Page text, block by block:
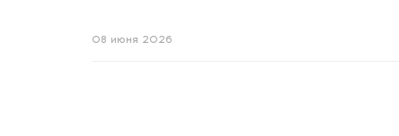
08 июня 2026